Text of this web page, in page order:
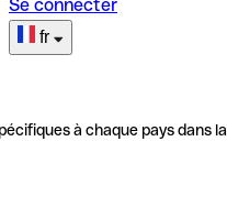
Se connecter
fr
à chaque pays dans la